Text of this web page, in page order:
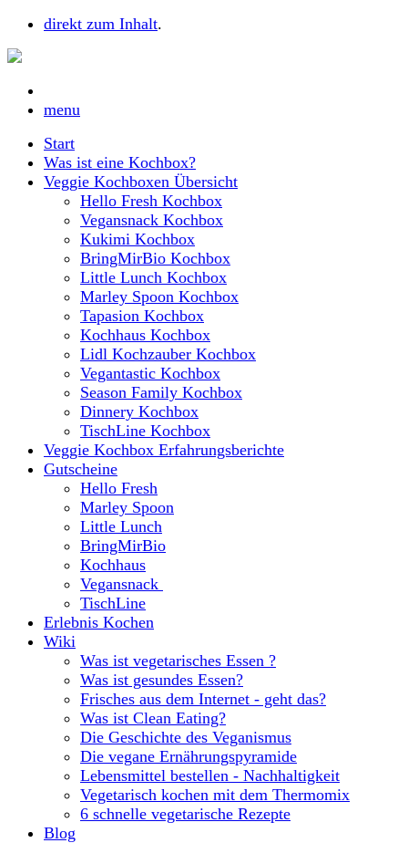
direkt zum Inhalt.
menu
Start
Was ist eine Kochbox?
Veggie Kochboxen Übersicht
Hello Fresh Kochbox
Vegansnack Kochbox
Kukimi Kochbox
BringMirBio Kochbox
Little Lunch Kochbox
Marley Spoon Kochbox
Tapasion Kochbox
Kochhaus Kochbox
Lidl Kochzauber Kochbox
Vegantastic Kochbox
Season Family Kochbox
Dinnery Kochbox
TischLine Kochbox
Veggie Kochbox Erfahrungsberichte
Gutscheine
Hello Fresh
Marley Spoon
Little Lunch
BringMirBio
Kochhaus
Vegansnack
TischLine
Erlebnis Kochen
Wiki
Was ist vegetarisches Essen ?
Was ist gesundes Essen?
Frisches aus dem Internet - geht das?
Was ist Clean Eating?
Die Geschichte des Veganismus
Die vegane Ernährungspyramide
Lebensmittel bestellen - Nachhaltigkeit
Vegetarisch kochen mit dem Thermomix
6 schnelle vegetarische Rezepte
Blog